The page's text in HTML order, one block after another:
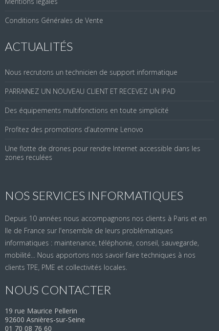
Conditions Générales de Vente
ACTUALITÉS
Nous recrutons un technicien de support informatique
PARRAINEZ UN NOUVEAU CLIENT ET RECEVEZ UN IPAD
Des équipements multifonctions en toute simplicité
Profitez des promotions d’automne Lenovo
Une flotte de drones pour rendre Internet accessible dans les
zones reculées
NOS SERVICES INFORMATIQUES
Depuis 10 années nous accompagnons nos clients à Paris et en
Ile de France sur l'ensemble de leurs problématiques
informatiques : maintenance, téléphonie, conseil, sauvegarde,
mobilité... Nous apportons nos savoir faire techniques à nos
clients TPE, PME et collectivités locales.
NOUS CONTACTER
19 rue Maurice Pellerin
92600 Asnières-sur-Seine
01 70 08 76 60